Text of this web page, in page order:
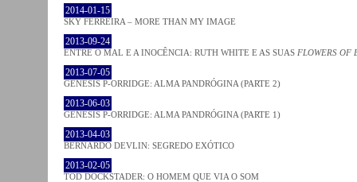
2014-01-15
SKY FERREIRA – MORE THAN MY IMAGE
2013-09-24
ENTRE O MAL E A INOCÊNCIA: RUTH WHITE E AS SUAS FLOWERS OF
2013-07-05
GENESIS P-ORRIDGE: ALMA PANDRÓGINA (PARTE 2)
2013-06-03
GENESIS P-ORRIDGE: ALMA PANDRÓGINA (PARTE 1)
2013-04-03
BERNARDO DEVLIN: SEGREDO EXÓTICO
2013-02-05
TOD DOCKSTADER: O HOMEM QUE VIA O SOM